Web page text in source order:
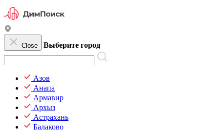
Close Выберите город
Азов
Анапа
Армавир
Архыз
Астрахань
Балаково